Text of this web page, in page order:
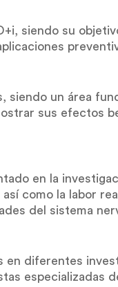
siendo su
siendo un área
sus efectos
en la
como la labor
del sistema
en diferentes
especializadas